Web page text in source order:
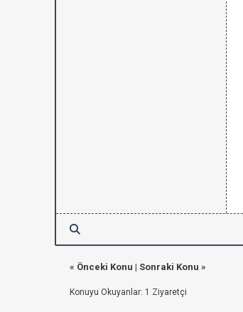
« Önceki Konu | Sonraki Konu »
Konuyu Okuyanlar: 1 Ziyaretçi